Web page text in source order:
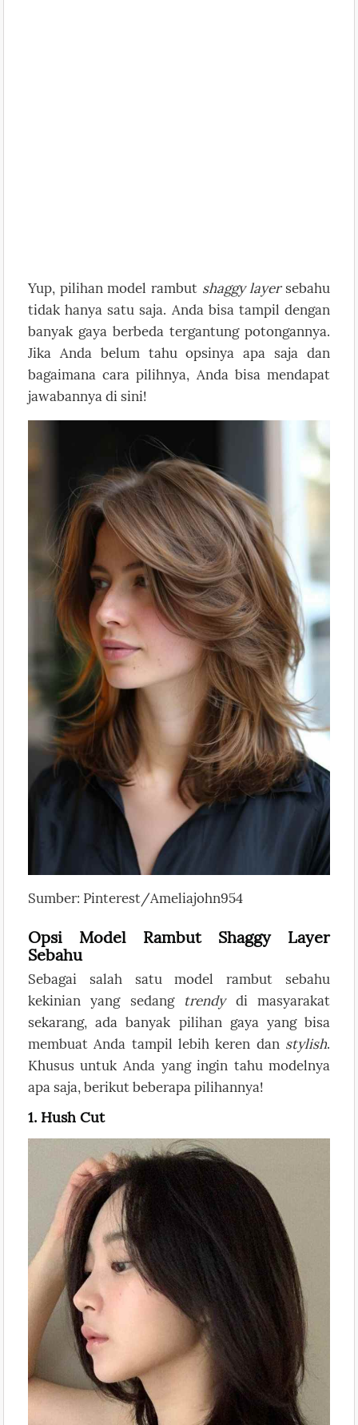
Yup, pilihan model rambut shaggy layersebahu
tidak hanya satu saja. Anda bisa tampil dengan
banyak gaya berbeda tergantung potongannya.
Jika Anda belum tahu opsinya apa saja dan
bagaimana cara pilihnya, Anda bisa mendapat
jawabannya di sini!
Sumber: Pinterest/Ameliajohn954
Opsi Model Rambut Shaggy Layer
Sebahu
Sebagai salah satu model rambut sebahu
kekinian yang sedang
trendydi masyarakat
sekarang, ada banyak pilihan gaya yang bisa
membuat Anda tampil lebih keren dan stylish.
Khusus untuk Anda yang ingin tahu modelnya
apa saja, berikut beberapa pilihannya!
1. Hush Cut